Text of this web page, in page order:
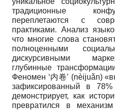
традиционные
переплетаются с
практиками. Анализ
что многие слова
полноценными
дискурсивными
глубинные
Феномен ‘内卷’ (nèijuǎn)
зафиксированный в
демонстрирует, как
превратился в